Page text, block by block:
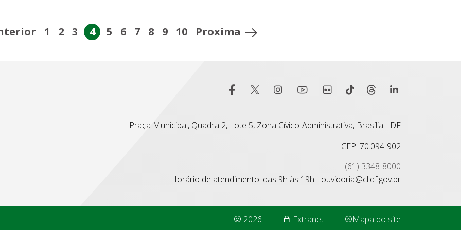
1 2 3 4 5 6 7 8 9 10 Proxima
Praça Municipal, Quadra 2, Lote 5, Zona Cívico-Administrativa, Brasília - DF
CEP: 70.094-902
(61) 3348-8000
Horário de atendimento: das 9h às 19h - ouvidoria@cl.df.gov.br
2026 Extranet Mapa do site